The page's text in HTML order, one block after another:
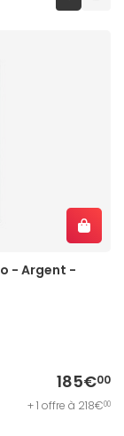
- Argent -
185€00
+ 1 offre à 218€00